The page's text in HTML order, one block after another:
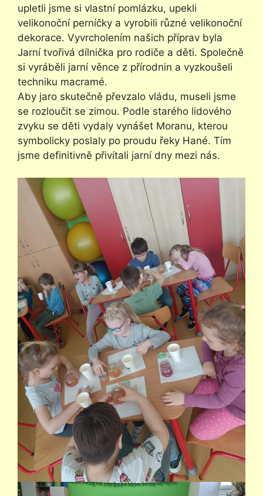
upletli jsme si vlastní pomlázku, upekli
velikonoční perníčky a vyrobili různé velikonoční
dekorace. Vyvrcholením našich příprav byla
Jarní tvořivá dílnička pro rodiče a děti. Společně
si vyráběli jarní věnce z přírodnin a vyzkoušeli
techniku macramé.
Aby jaro skutečně převzalo vládu, museli jsme
se rozloučit se zimou. Podle starého lidového
zvyku se děti vydaly vynášet Moranu, kterou
symbolicky poslaly po proudu řeky Hané. Tím
jsme definitivně přivítali jarní dny mezi nás.